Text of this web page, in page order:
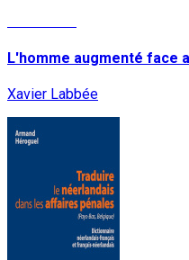
L'homme augmenté face
Xavier Labbée